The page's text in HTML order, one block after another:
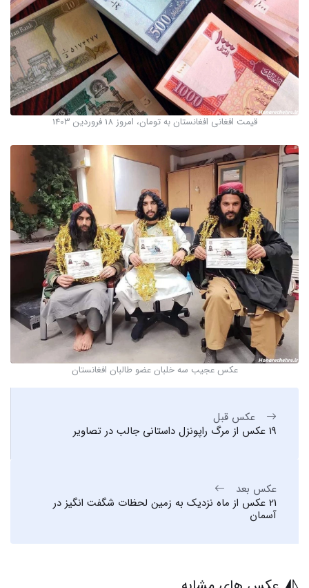
قیمت افغانی افغانستان به تومان، امروز 18 فروردین 1403
عکس عجیب سه خلبان عضو طالبان افغانستان
عکس قبل
19 عکس از مرگ راپونزل داستانی جالب در تصاویر
عکس بعد
21 عکس از ماه نزدیک به زمین لحظات شگفت انگیز در
آسمان